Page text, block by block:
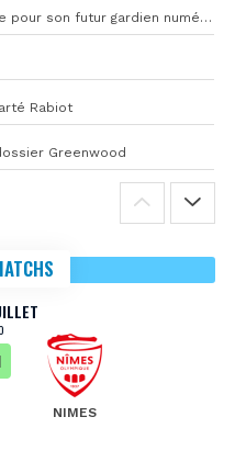
Restes, Atubolu, Bulka… L’OM galère pour son futur gardien numéro 1
Rabiot
Greenwood
NIMES